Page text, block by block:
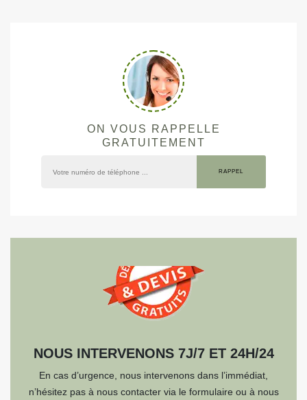
ON VOUS RAPPELLE
GRATUITEMENT
NOUS INTERVENONS 7J/7 ET 24H/24
En cas d’urgence, nous intervenons dans l’immédiat,
n’hésitez pas à nous contacter via le formulaire ou à nous